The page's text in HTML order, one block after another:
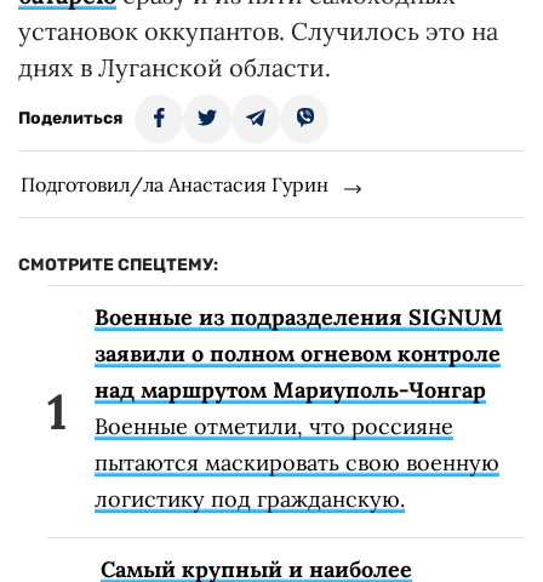
установок оккупантов. Случилось это на
днях в Луганской области.
Поделиться
Подготовил/ла Анастасия Гурин
СМОТРИТЕ СПЕЦТЕМУ:
Военные из подразделения SIGNUM
заявили о полном огневом контроле
над маршрутом Мариуполь-Чонгар
Военные отметили, что россияне
пытаются маскировать свою военную
логистику под гражданскую.
Самый крупный и наиболее